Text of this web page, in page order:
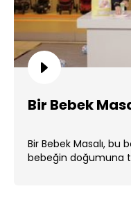
Bir Bebek
Bir Bebek Masalı, bu
bebeğin doğumuna